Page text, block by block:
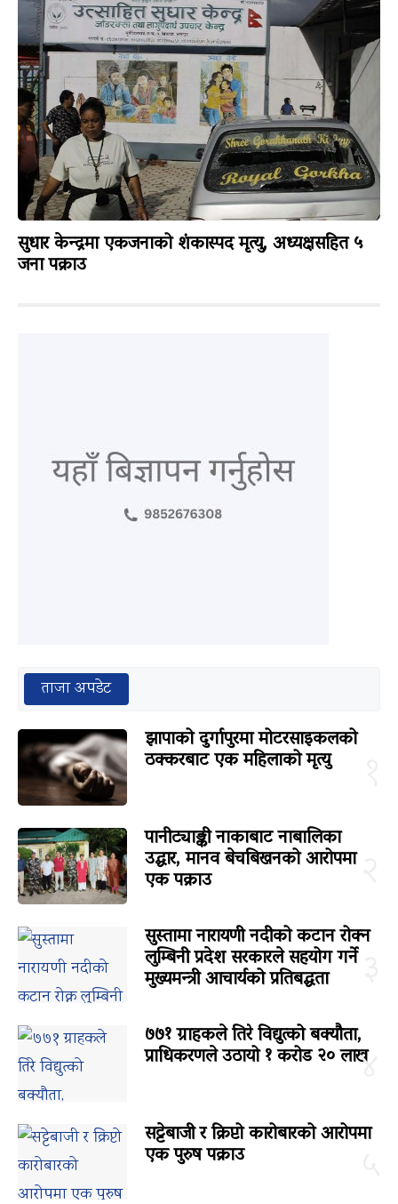
सुधार केन्द्रमा एकजनाको शंकास्पद मृत्यु, अध्यक्षसहित ५
जना पक्राउ
ताजा अपडेट
झापाको दुर्गापुरमा मोटरसाइकलको
ठक्करबाट एक महिलाको मृत्यु
पानीट्याङ्की नाकाबाट नाबालिका
उद्धार, मानव बेचबिखनको आरोपमा
एक पक्राउ
सुस्तामा नारायणी नदीको कटान रोक्न
लुम्बिनी प्रदेश सरकारले सहयोग गर्ने
मुख्यमन्त्री आचार्यको प्रतिबद्धता
४
७७१ ग्राहकले तिरे विद्युत्को बक्यौता,
प्राधिकरणले उठायो १ करोड २० लाख
सट्टेबाजी र क्रिप्टो कारोबारको आरोपमा
एक पुरुष पक्राउ